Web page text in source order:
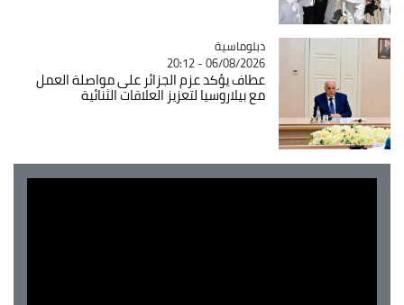
Catégorie
دبلوماسية
06/08/2026 - 20:12
عطاف يؤكد عزم الجزائر على مواصلة العمل
مع بيلاروسيا لتعزيز العلاقات الثنائية